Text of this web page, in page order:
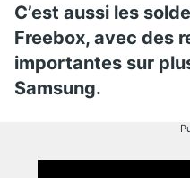
C’est aussi les
Freebox, avec des
importantes sur
Samsung.